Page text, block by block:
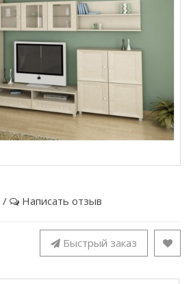
/ Написать отзыв
Быстрый заказ